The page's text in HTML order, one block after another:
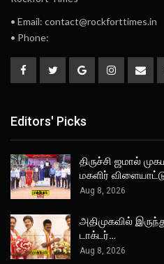
• Email: contact@rockforttimes.in
• Phone:
Editors' Picks
திருச்சி ஜமால்
மகளிர்
Aug 8, 2026
அதிமுகவில்
டாக்டர்…
Aug 8, 2026